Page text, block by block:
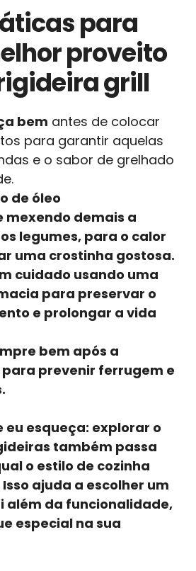
para
proveito
grill
bem antes de colocar
para garantir aquelas
e o sabor de grelhado
de óleo
mexendo demais a
legumes, para o calor
uma crostinha gostosa.
cuidado usando uma
para preservar o
e prolongar a vida
bem após a
prevenir ferrugem e
eu esqueça: explorar o
também passa
o estilo de cozinha
ajuda a escolher um
além da funcionalidade,
especial na sua